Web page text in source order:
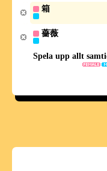
Spela upp allt
箱
薔薇